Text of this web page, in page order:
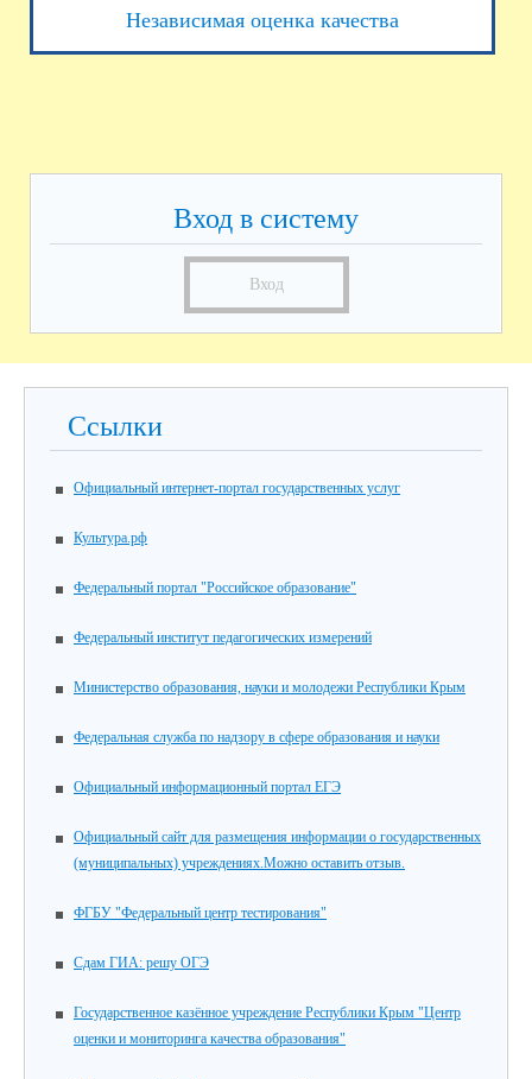
Независимая оценка качества
Вход в систему
Вход
Ссылки
Официальный интернет-портал государственных услуг
Культура.рф
Федеральный портал "Российское образование"
Федеральный институт педагогических измерений
Министерство образования, науки и молодежи Республики Крым
Федеральная служба по надзору в сфере образования и науки
Официальный информационный портал ЕГЭ
Официальный сайт для размещения информации о государственных
(муниципальных) учреждениях.Можно оставить отзыв.
ФГБУ "Федеральный центр тестирования"
Сдам ГИА: решу ОГЭ
Государственное казённое учреждение Республики Крым "Центр
оценки и мониторинга качества образования"